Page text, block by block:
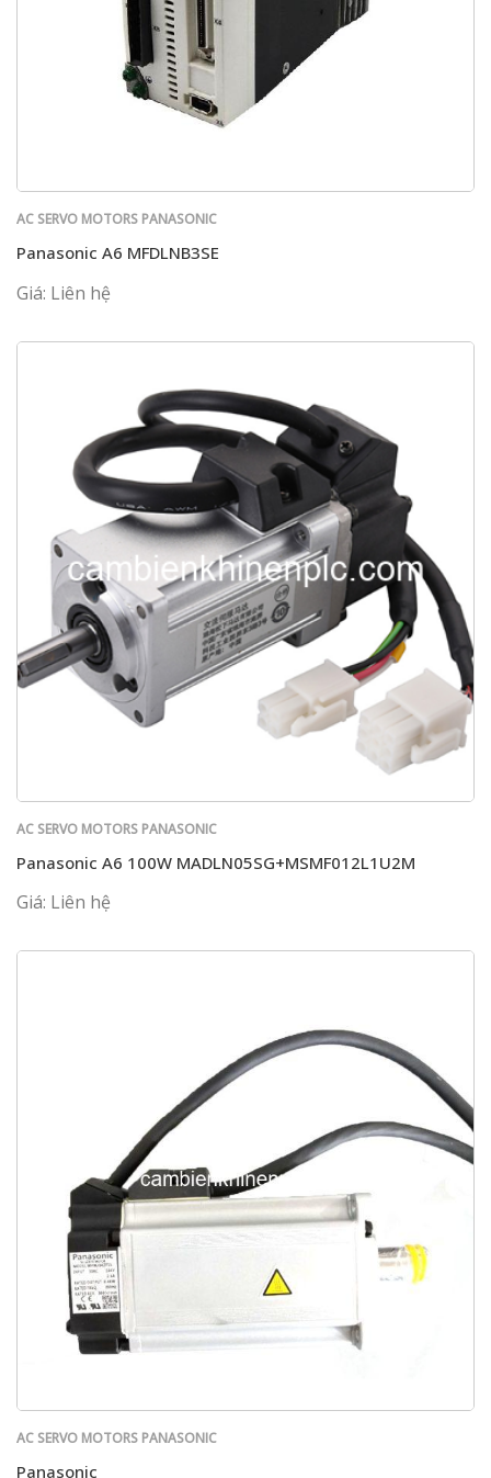
AC SERVO MOTORS PANASONIC
Panasonic A6 MFDLNB3SE
Giá: Liên hệ
AC SERVO MOTORS PANASONIC
Panasonic A6 100W MADLN05SG+MSMF012L1U2M
Giá: Liên hệ
AC SERVO MOTORS PANASONIC
Panasonic